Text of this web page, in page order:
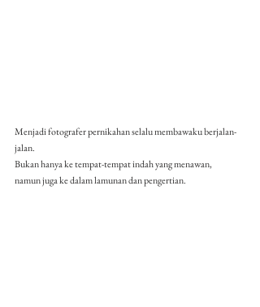
Menjadi fotografer pernikahan selalu membawaku berjalan-
jalan.
Bukan hanya ke tempat-tempat indah yang menawan,
namun juga ke dalam lamunan dan pengertian.